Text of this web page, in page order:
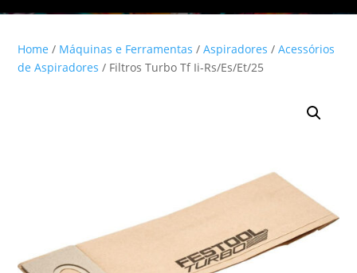
Home / Máquinas e Ferramentas /Aspiradores /Acessórios
de Aspiradores / Filtros Turbo Tf Ii-Rs/Es/Et/25